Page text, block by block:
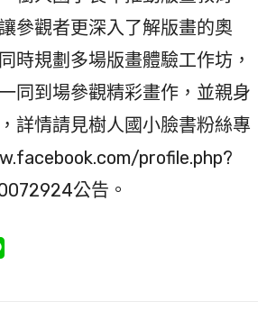
參觀者更深入了解版畫的奧
時規劃多場版畫體驗工作坊，
同到場參觀精彩畫作，並親身
詳情請見樹人國小臉書粉絲專
profile.php?
公告。